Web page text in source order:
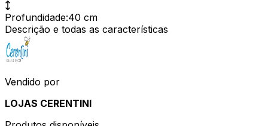
Profundidade:40 cm
Descrição e todas as características
Vendido por
LOJAS CERENTINI